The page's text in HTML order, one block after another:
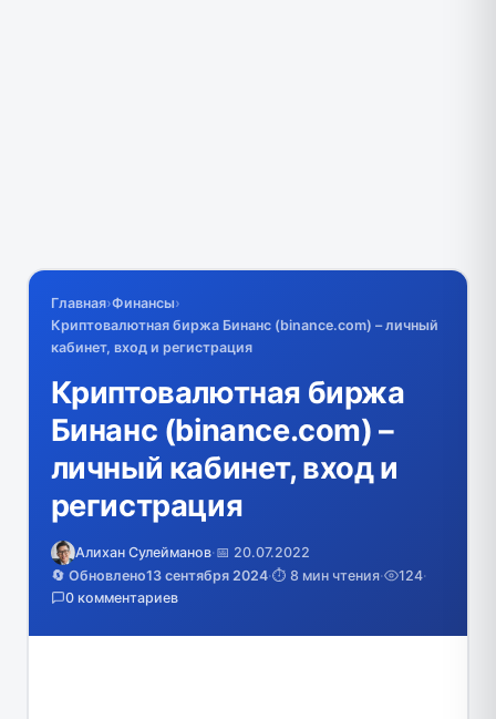
Главная›Финансы›
Криптовалютная биржа Бинанс (binance.com) – личный
кабинет, вход и регистрация
Криптовалютная биржа
Бинанс (binance.com) –
личный кабинет, вход и
регистрация
Алихан Сулейманов·📅 20.07.2022
🔄 Обновлено13 сентября 2024·⏱️ 8 мин чтения· 124·
0 комментариев